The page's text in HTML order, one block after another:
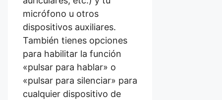
micrófono u otros
dispositivos auxiliares.
También tienes opciones
para habilitar la función
«pulsar para hablar» o
«pulsar para silenciar» para
cualquier dispositivo de